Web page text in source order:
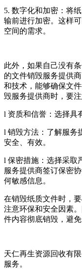
5. 数字化和加密：将
输前进行加密。这样
空间的需求。
此外，如果自己没有
的文件销毁服务提供
和技术，能够确保文
毁服务提供商时，要注
l 资质和信誉：选择具
l 销毁方法：了解服务
安全、有效。
l 保密措施：选择采取
服务提供商签订保密
何敏感信息。
在销毁纸质文件时，
注意环保和安全因素
件内容彻底销毁，避免
天仁再生资源回收有
服务。